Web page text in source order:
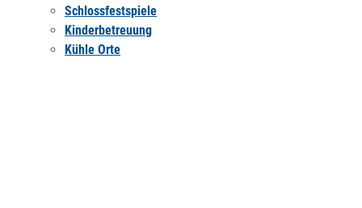
Schlossfestspiele
Kinderbetreuung
Kühle Orte